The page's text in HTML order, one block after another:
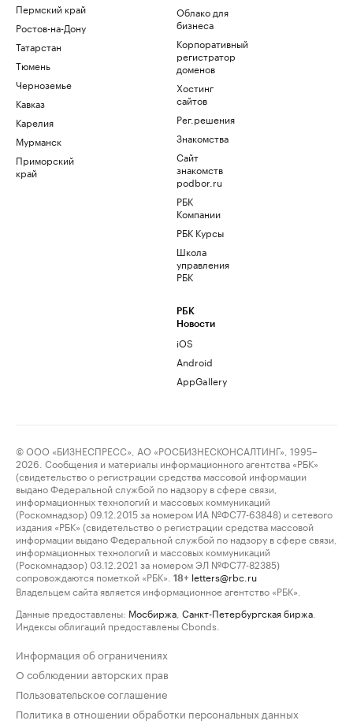
Пермский край
Ростов-на-Дону
Татарстан
Тюмень
Черноземье
Кавказ
Карелия
Мурманск
Приморский
край
Облако для
бизнеса
Корпоративный
регистратор
доменов
Хостинг
сайтов
Рег.решения
Знакомства
Сайт
знакомств
podbor.ru
РБК
Компании
РБК Курсы
Школа
управления
РБК
РБК
Новости
iOS
Android
AppGallery
© ООО «БИЗНЕСПРЕСС», АО «РОСБИЗНЕСКОНСАЛТИНГ», 1995–
2026. Сообщения и материалы информационного агентства «РБК»
(свидетельство о регистрации средства массовой информации
выдано Федеральной службой по надзору в сфере связи,
информационных технологий и массовых коммуникаций
(Роскомнадзор) 09.12.2015 за номером ИА №ФС77-63848) и сетевого
издания «РБК» (свидетельство о регистрации средства массовой
информации выдано Федеральной службой по надзору в сфере связи,
информационных технологий и массовых коммуникаций
(Роскомнадзор) 03.12.2021 за номером ЭЛ №ФС77-82385)
сопровождаются пометкой «РБК».
18+ letters@rbc.ru
Владельцем сайта является информационное агентство «РБК».
Данные предоставлены: Мосбиржа Санкт-Петербургская биржа
Индексы облигаций предоставлены Cbonds.
Информация об ограничениях
О соблюдении авторских прав
Пользовательское соглашение
Политика в отношении обработки персональных данных